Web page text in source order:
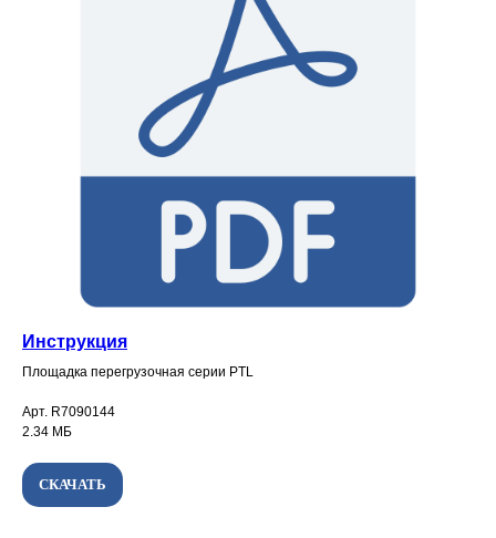
Инструкция
Площадка перегрузочная серии PTL
Арт. R7090144
2.34 МБ
СКАЧАТЬ